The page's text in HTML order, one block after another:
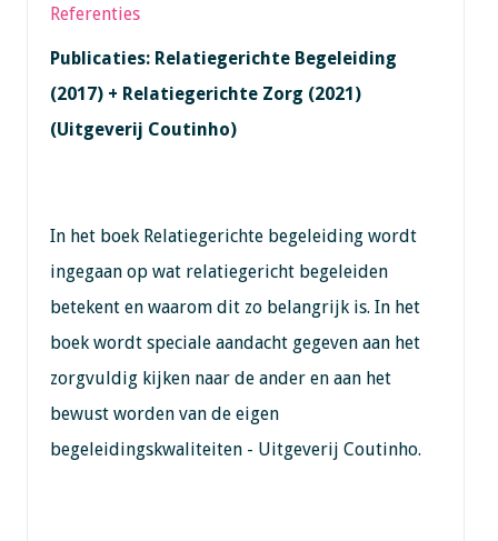
Referenties
Publicaties: Relatiegerichte Begeleiding
(2017) + Relatiegerichte Zorg (2021)
(Uitgeverij Coutinho)
In het boek Relatiegerichte begeleiding wordt
ingegaan op wat relatiegericht begeleiden
betekent en waarom dit zo belangrijk is. In het
boek wordt speciale aandacht gegeven aan het
zorgvuldig kijken naar de ander en aan het
bewust worden van de eigen
begeleidingskwaliteiten - Uitgeverij Coutinho.